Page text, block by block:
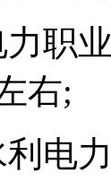
职
右;
电